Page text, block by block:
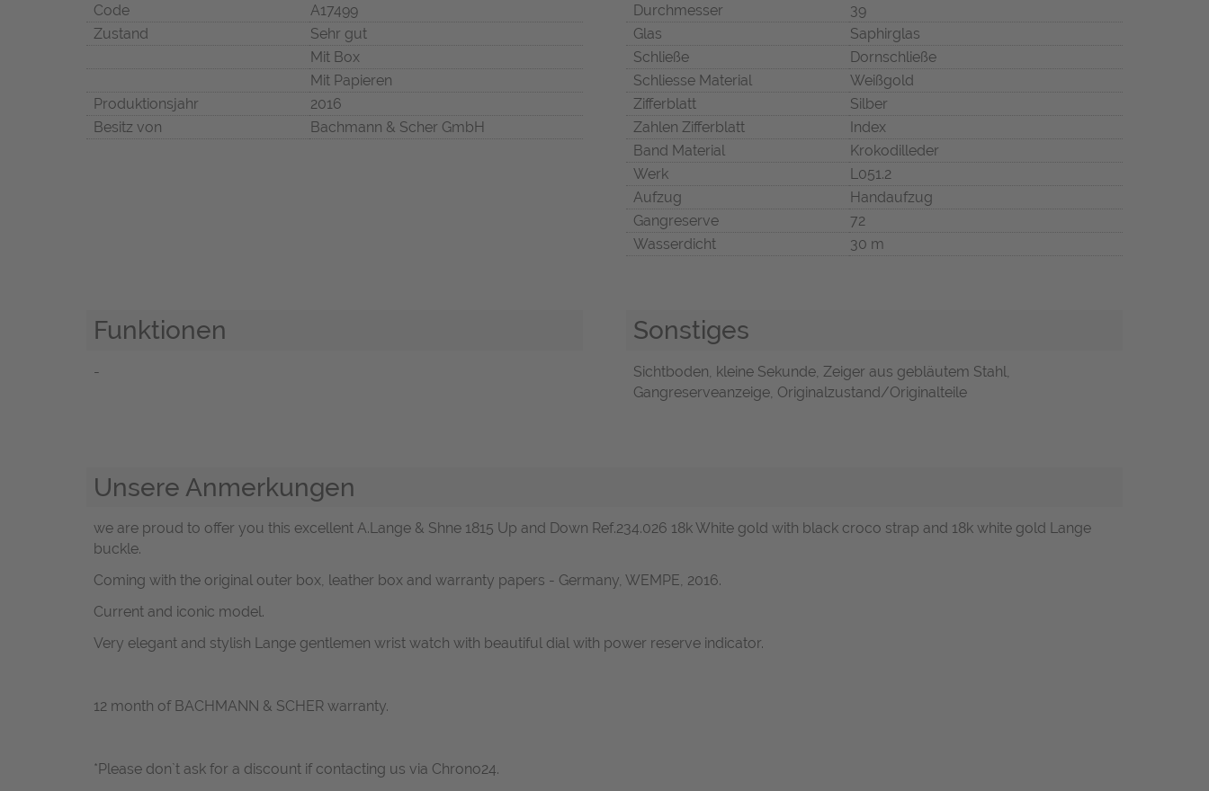
Code
A17499
Zustand
Sehr gut
Mit Box
Mit Papieren
Produktionsjahr
2016
Besitz von
Bachmann & Scher GmbH
Durchmesser
39
Glas
Saphirglas
Schließe
Dornschließe
Schliesse Material
Weißgold
Zifferblatt
Silber
Zahlen Zifferblatt
Index
Band Material
Krokodilleder
Werk
L051.2
Aufzug
Handaufzug
Gangreserve
72
Wasserdicht
30 m
Funktionen
-
Sonstiges
Sichtboden, kleine Sekunde, Zeiger aus gebläutem Stahl,
Gangreserveanzeige, Originalzustand/Originalteile
Unsere Anmerkungen
we are proud to offer you this excellent A.Lange & Shne 1815 Up and Down Ref.234.026 18k White gold with black croco strap and 18k white gold Lange
buckle.
Coming with the original outer box, leather box and warranty papers - Germany, WEMPE, 2016.
Current and iconic model.
Very elegant and stylish Lange gentlemen wrist watch with beautiful dial with power reserve indicator.
12 month of BACHMANN & SCHER warranty.
*Please don`t ask for a discount if contacting us via Chrono24.